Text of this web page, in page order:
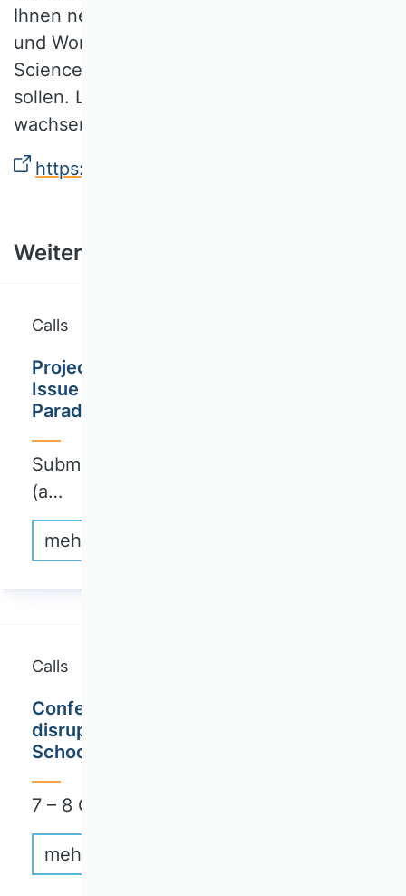
Ihnen neue Perspektiven, Artikel, Podcasts
und Worksheets rund um das Thema Open
Science an die Hand, die Sie inspirieren
sollen. Lassen Sie uns gemeinsam lernen,
wachsen und weiterkommen.
https://open-science-future.zbw.eu/
Weitere Ausschreibungen
Calls
Project Management Journal / Special
Issue Call for Papers / On Tensions and
Paradoxes in Project Environments
Submission deadline: October 31, 2026
(a…
mehr erfahren
Calls
Conference "AI@STRATEGY How AI
disrupts Work and Leadership" / TUM
School of Management Audimax
7 – 8 October 2026
mehr erfahren